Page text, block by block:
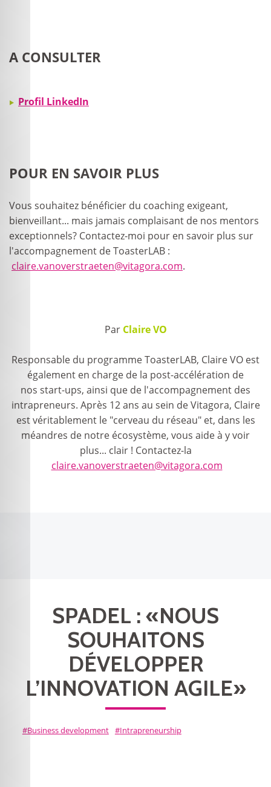
A CONSULTER
Profil LinkedIn
POUR EN SAVOIR PLUS
Vous souhaitez bénéficier du coaching exigeant,
bienveillant... mais jamais complaisant de nos mentors
exceptionnels? Contactez-moi pour en savoir plus sur
l'accompagnement de ToasterLAB :
claire.vanoverstraeten@vitagora.com.
Par Claire VO
Responsable du programme ToasterLAB, Claire VO est
également en charge de la post-accélération de
nos start-ups, ainsi que de l'accompagnement des
intrapreneurs. Après 12 ans au sein de Vitagora, Claire
est véritablement le "cerveau du réseau" et, dans les
méandres de notre écosystème, vous aide à y voir
plus... clair ! Contactez-la
claire.vanoverstraeten@vitagora.com
SPADEL : «NOUS
SOUHAITONS
DÉVELOPPER
L’INNOVATION AGILE»
Business development Intrapreneurship